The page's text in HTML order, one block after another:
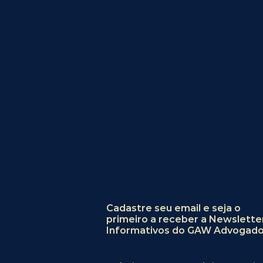
Cadastre seu email e seja o
primeiro a receber a
Informativos do GAW